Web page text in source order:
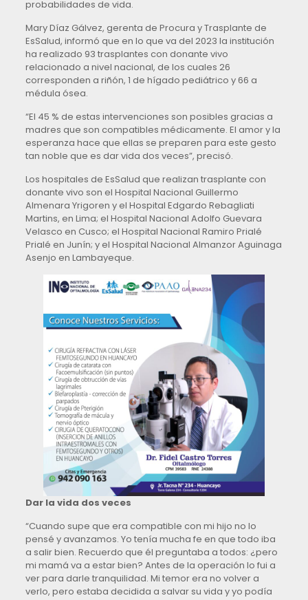
probabilidades de vida.
Mary Díaz Gálvez, gerenta de Procura y Trasplante de
EsSalud, informó que en lo que va del 2023 la institución
ha realizado 93 trasplantes con donante vivo
relacionado a nivel nacional, de los cuales 26
corresponden a riñón, 1 de hígado pediátrico y 66 a
médula ósea.
“El 45 % de estas intervenciones son posibles gracias a
madres que son compatibles médicamente. El amor y la
esperanza hace que ellas se preparen para este gesto
tan noble que es dar vida dos veces”, precisó.
Los hospitales de EsSalud que realizan trasplante con
donante vivo son el Hospital Nacional Guillermo
Almenara Yrigoren y el Hospital Edgardo Rebagliati
Martins, en Lima; el Hospital Nacional Adolfo Guevara
Velasco en Cusco; el Hospital Nacional Ramiro Prialé
Prialé en Junín; y el Hospital Nacional Almanzor Aguinaga
Asenjo en Lambayeque.
Dar la vida dos veces
“Cuando supe que era compatible con mi hijo no lo
pensé y avanzamos. Yo tenía mucha fe en que todo iba
a salir bien. Recuerdo que él preguntaba a todos: ¿pero
mi mamá va a estar bien? Antes de la operación lo fui a
ver para darle tranquilidad. Mi temor era no volver a
verlo, pero estaba decidida a salvar su vida y yo podía